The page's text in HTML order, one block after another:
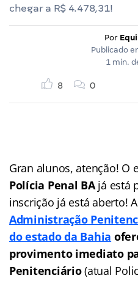
chegar a R$ 4.478,31!
Por
Publicado
1 min.
8 0
Gran alunos, atenção! O
Polícia Penal BAjá está
inscrição já está aberto! A
Administração
do estado da Bahia
provimento imediato
Penitenciário(atual